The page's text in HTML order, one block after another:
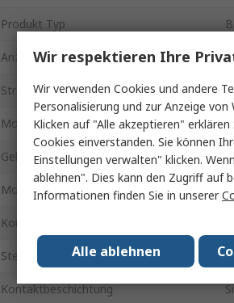
Produkt Typ
Anzahl der Kontakte 2
Stromstärke
Montageart
Gehäusematerial
Montageausrichtung
Kontaktmaterial
Steckverbinder Gender
Kontaktbeschichtung
Wir respektieren Ihre
Wir verwenden Cookies und andere
Personalisierung und zur Anzeige
Klicken auf "Alle akzeptieren"
Cookies einverstanden. Sie können
Einstellungen verwalten" klicken.
ablehnen". Dies kann den Zugriff auf
Informationen finden Sie in unserer
Alle ablehnen